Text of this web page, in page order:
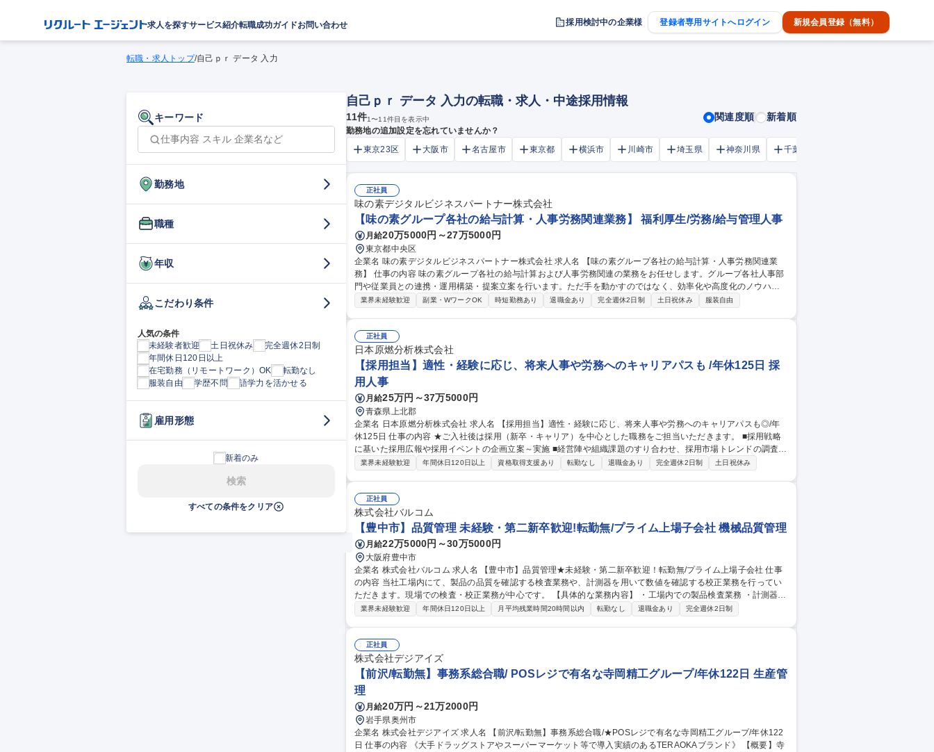
求人を探すサービス紹介転職成功ガイドお問い合わせ 採用検討中の企業様 登録者専用サイトへログイン 新規会員登録（無料）
転職・求人トップ/自己ｐｒ データ 入力
キーワード
勤務地
職種
年収
こだわり条件
人気の条件
未経験者歓迎
土日祝休み
完全週休2日制
年間休日120日以上
在宅勤務（リモートワーク）OK
転勤なし
服装自由
学歴不問 語学力を活かせる
雇用形態
新着のみ
検索
すべての条件をクリア
自己ｐｒ データ 入力の転職・求人・中途採用情報
11件1〜11件目を表示中 関連度順 新着順
勤務地の追加設定を忘れていませんか？
東京23区
大阪市 名古屋市 東京都 横浜市 川崎市 埼玉県 神奈川県 千葉市
正社員
味の素デジタルビジネスパートナー株式会社
【味の素グループ各社の給与計算・人事労務関連業務】 福利厚生/労務/給与管理人事
月給20万5000円～27万5000円
東京都中央区
企業名 味の素デジタルビジネスパートナー株式会社 求人名 【味の素グループ各社の給与計算・人事労務関連業
務】 仕事の内容 味の素グループ各社の給与計算および人事労務関連の業務をお任せします。グループ各社人事部
門や従業員との連携・運用構築・提案立案を行います。ただ手を動かすのではなく、効率化や高度化のノウハウ
を蓄積・活 用し、グループ各社の縁の下の力持ちとして貢献します。将来的には業務プロセスの効率化推進やシ
率的に進められる方/学習意欲が高く、自己研鑽に取り組むことができる方/チームでの仕事を推進できる方 募集職
種 【味の素グループ各社の給与計算・人事労務関連業務】
業界未経験歓迎 副業・WワークOK 時短勤務あり 退職金あり 完全週休2日制 土日祝休み 服装自由
正社員
日本原燃分析株式会社
【採用担当】適性・経験に応じ、将来人事や労務へのキャリアパスも /年休125日 採
用人事
月給25万円～37万5000円
青森県上北郡
企業名 日本原燃分析株式会社 求人名 【採用担当】適性・経験に応じ、将来人事や労務へのキャリアパスも◎/年
休125日 仕事の内容 ★ご入社後は採用（新卒・キャリア）を中心とした職務をご担当いただきます。 ■採用戦略
に基いた採用広報や採用イベントの企画立案～実施 ■経営陣や組織課題のすり合わせ、採用市場トレンドの調査 ■
応募者対応 ■入社者のオンボーディングに関する施策の立案 ■他、採用に関する業務 ※ご経験のある領域からお任
業界未経験歓迎 年間休日120日以上 資格取得支援あり 転勤なし 退職金あり 完全週休2日制 土日祝休み
正社員
株式会社バルコム
【豊中市】品質管理 未経験・第二新卒歓迎!転勤無/プライム上場子会社 機械品質管理
月給22万5000円～30万5000円
大阪府豊中市
企業名 株式会社バルコム 求人名 【豊中市】品質管理★未経験・第二新卒歓迎！転勤無/プライム上場子会社 仕事
の内容 当社工場内にて、製品の品質を確認する検査業務や、計測器を用いて数値を確認する校正業務を行ってい
ただきます。現場での検査・校正業務が中心です。 【具体的な業務内容】 ・工場内での製品検査業務 ・計測器の
管理および校正業務 ・検査・校正結果の記録、データ入力 ・業務改善活動 募集職種 【豊中市】品質管理★未経
業界未経験歓迎 年間休日120日以上 月平均残業時間20時間以内 転勤なし 退職金あり 完全週休2日制
正社員
株式会社デジアイズ
【前沢/転勤無】事務系総合職/ POSレジで有名な寺岡精工グループ/年休122日 生産管
理
月給20万円～21万2000円
岩手県奥州市
企業名 株式会社デジアイズ 求人名 【前沢/転勤無】事務系総合職/★POSレジで有名な寺岡精工グループ/年休122
日 仕事の内容 《大手ドラッグストアやスーパーマーケット等で導入実績のあるTERAOKAブランド》 【概要】寺